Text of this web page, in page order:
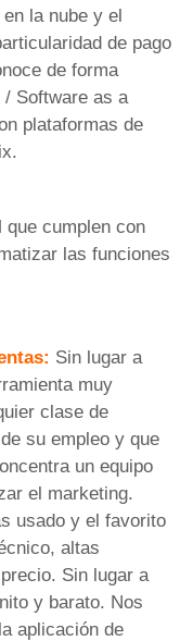
la nube y el
de pago
de forma
Software as a
plataformas de
que cumplen con
las funciones
Sin lugar a
muy
clase de
su empleo y que
un equipo
el marketing.
usado y el favorito
altas
Sin lugar a
y barato. Nos
aplicación de